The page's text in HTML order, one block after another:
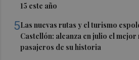
15 este año
5Las nuevas rutas y el turismo
Castellón: alcanza en julio el
pasajeros de su historia